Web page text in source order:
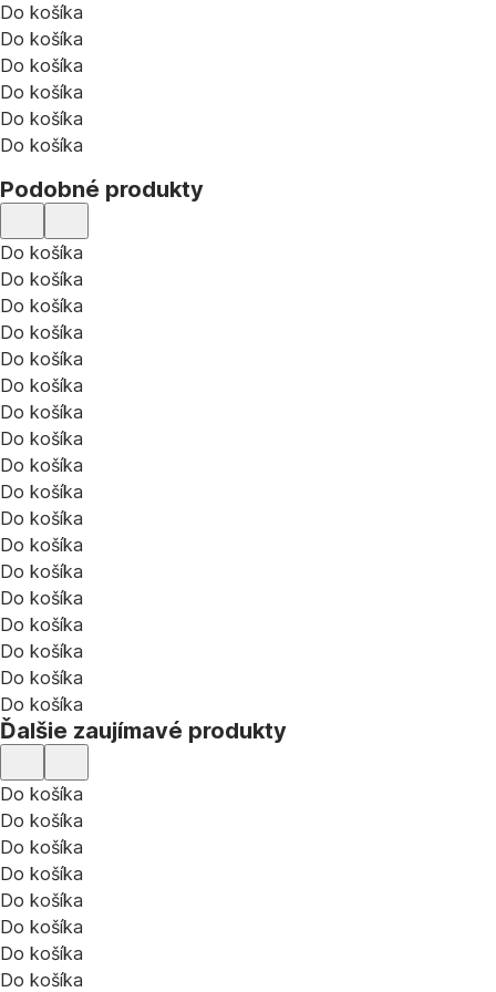
Do košíka
Do košíka
Do košíka
Do košíka
Do košíka
Do košíka
Podobné produkty
Do košíka
Do košíka
Do košíka
Do košíka
Do košíka
Do košíka
Do košíka
Do košíka
Do košíka
Do košíka
Do košíka
Do košíka
Do košíka
Do košíka
Do košíka
Do košíka
Do košíka
Do košíka
Ďalšie zaujímavé produkty
Do košíka
Do košíka
Do košíka
Do košíka
Do košíka
Do košíka
Do košíka
Do košíka